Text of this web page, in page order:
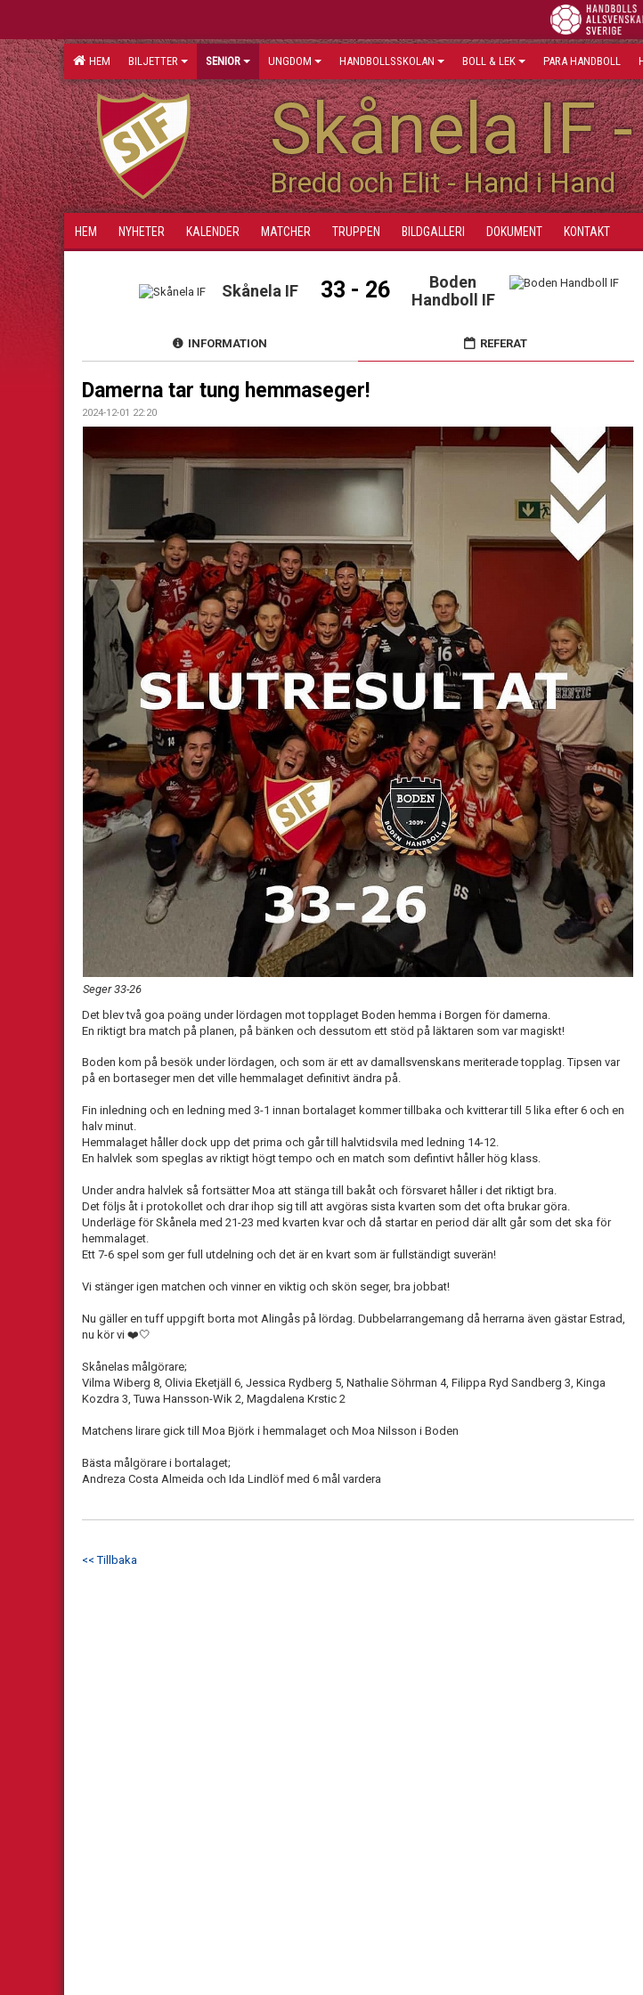
HEM BILJETTER SENIOR UNGDOM HANDBOLLSSKOLAN BOLL & LEK PARA HANDBOLL
Skånela IF
Bredd och Elit - Hand i Hand
HEM NYHETER KALENDER MATCHER TRUPPEN BILDGALLERI DOKUMENT KONTAKT
Skånela IF 33 - 26
Boden
Handboll IF
INFORMATION REFERAT
Damerna tar tung hemmaseger!
2024-12-01 22:20
Seger 33-26
Det blev två goa poäng under lördagen mot topplaget Boden hemma i Borgen för damerna.
En riktigt bra match på planen, på bänken och dessutom ett stöd på läktaren som var magiskt!
Boden kom på besök under lördagen, och som är ett av damallsvenskans meriterade topplag. Tipsen var
på en bortaseger men det ville hemmalaget definitivt ändra på.
Fin inledning och en ledning med 3-1 innan bortalaget kommer tillbaka och kvitterar till 5 lika efter 6 och en
halv minut.
Hemmalaget håller dock upp det prima och går till halvtidsvila med ledning 14-12.
En halvlek som speglas av riktigt högt tempo och en match som defintivt håller hög klass.
Under andra halvlek så fortsätter Moa att stänga till bakåt och försvaret håller i det riktigt bra.
Det följs åt i protokollet och drar ihop sig till att avgöras sista kvarten som det ofta brukar göra.
Underläge för Skånela med 21-23 med kvarten kvar och då startar en period där allt går som det ska för
hemmalaget.
Ett 7-6 spel som ger full utdelning och det är en kvart som är fullständigt suverän!
Vi stänger igen matchen och vinner en viktig och skön seger, bra jobbat!
Nu gäller en tuff uppgift borta mot Alingås på lördag. Dubbelarrangemang då herrarna även gästar Estrad,
nu kör vi ❤️🤍
Skånelas målgörare;
Vilma Wiberg 8, Olivia Eketjäll 6, Jessica Rydberg 5, Nathalie Söhrman 4, Filippa Ryd Sandberg 3, Kinga
Kozdra 3, Tuwa Hansson-Wik 2, Magdalena Krstic 2
Matchens lirare gick till Moa Björk i hemmalaget och Moa Nilsson i Boden
Bästa målgörare i bortalaget;
Andreza Costa Almeida och Ida Lindlöf med 6 mål vardera
<< Tillbaka